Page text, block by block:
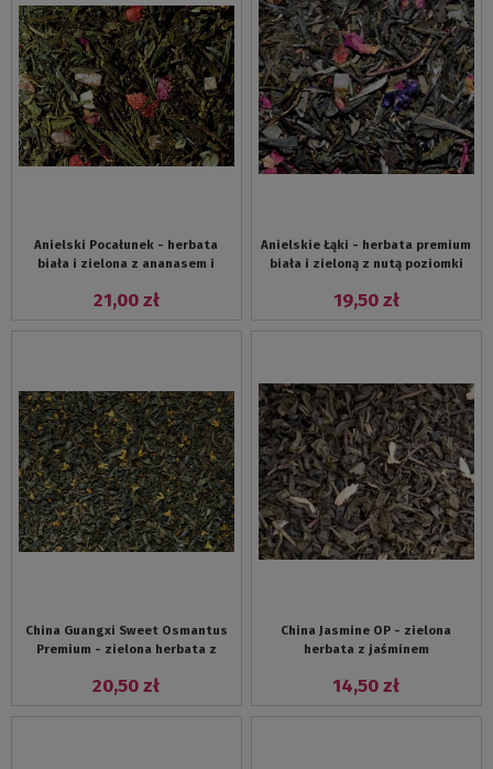
Anielski Pocałunek - herbata
biała i zielona z ananasem i
21,00 zł
Anielskie Łąki - herbata premium
biała i zieloną z nutą poziomki
19,50 zł
China Guangxi Sweet Osmantus
Premium - zielona herbata z
20,50 zł
China Jasmine OP - zielona
herbata z jaśminem
14,50 zł